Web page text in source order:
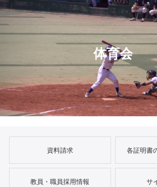
体育会
資料請求 各証明書
教員・職員採用情報 サ